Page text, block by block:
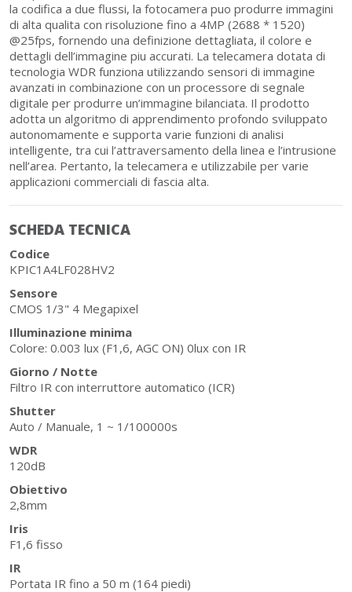
la codifica a due flussi, la fotocamera puo produrre immagini
di alta qualita con risoluzione fino a 4MP (2688 * 1520)
@25fps, fornendo una definizione dettagliata, il colore e
dettagli dell’immagine piu accurati. La telecamera dotata di
tecnologia WDR funziona utilizzando sensori di immagine
avanzati in combinazione con un processore di segnale
digitale per produrre un’immagine bilanciata. Il prodotto
adotta un algoritmo di apprendimento profondo sviluppato
autonomamente e supporta varie funzioni di analisi
intelligente, tra cui l’attraversamento della linea e l’intrusione
nell’area. Pertanto, la telecamera e utilizzabile per varie
applicazioni commerciali di fascia alta.
SCHEDA TECNICA
Codice
KPIC1A4LF028HV2
Sensore
CMOS 1/3" 4 Megapixel
Illuminazione minima
Colore: 0.003 lux (F1,6, AGC ON) 0lux con IR
Giorno / Notte
Filtro IR con interruttore automatico (ICR)
Shutter
Auto / Manuale, 1 ~ 1/100000s
WDR
120dB
Obiettivo
2,8mm
Iris
F1,6 fisso
IR
Portata IR fino a 50 m (164 piedi)